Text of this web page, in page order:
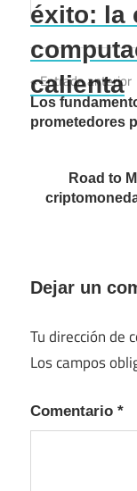
éxito: la
calienta
de
Entrada anterior
Los
prometedores
Road to
Dejar un
Tu dirección de
Los campos
Comentario *